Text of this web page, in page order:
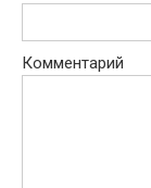
Комментарий